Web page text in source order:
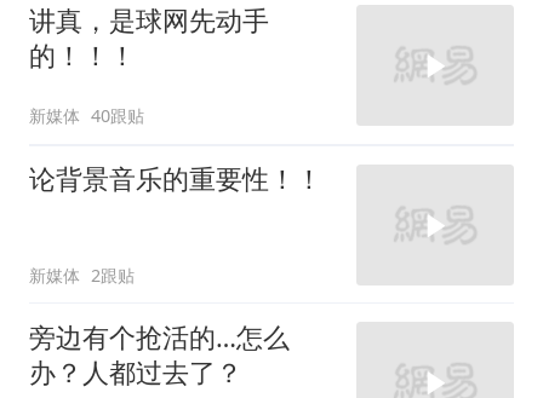
讲真，是球网先动手
的！！！
新媒体 40跟贴
论背景音乐的重要性！！
新媒体 2跟贴
旁边有个抢活的…怎么
办？人都过去了？